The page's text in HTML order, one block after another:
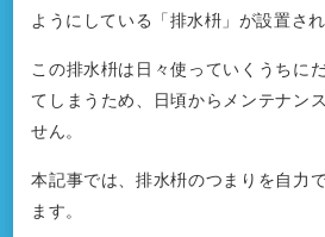
ようにしている「排水枡」が設置され
この排水枡は日々使っていくうちに
てしまうため、日頃からメンテナン
せん。
本記事では、排水枡のつまりを自力
ます。